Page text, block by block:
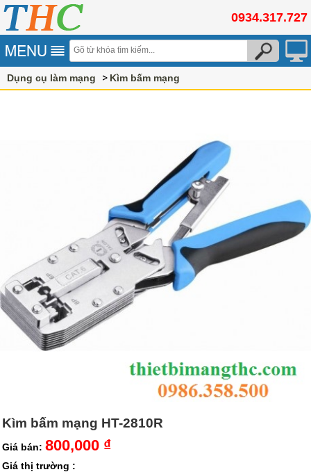
0934.317.727
Dụng cụ làm mạng Kìm bấm mạng
Kìm bấm mạng HT-2810R
Giá bán: 800,000 ₫
Giá thị trường :